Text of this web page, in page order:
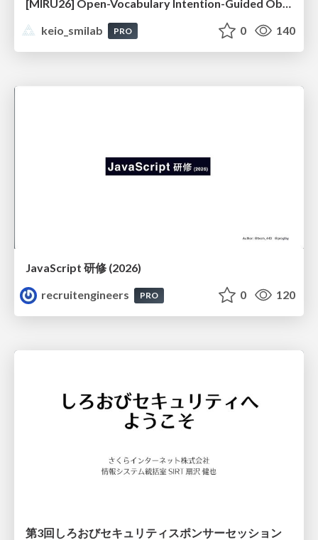
keio_smilab
PRO 0 140
JavaScript 研修 (2026)
recruitengineers
PRO 0 120
第3回しろおびセキュリティスポンサーセッション